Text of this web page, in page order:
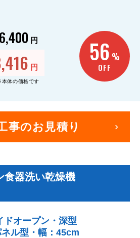
円
円
体の価格です
56 %
OFF
事のお見積り
食器洗い乾燥機
ドオープン・深型
ネル型・幅：45cm